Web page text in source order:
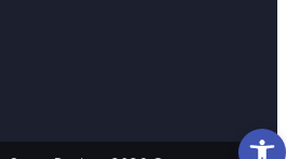
פתח סרגל נגישות